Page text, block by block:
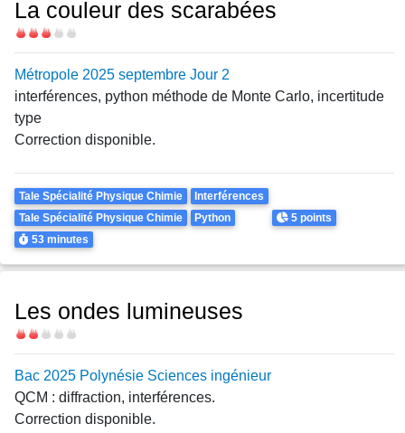
La couleur des scarabées
Difficulté
Métropole 2025 septembre Jour 2
interférences, python méthode de Monte Carlo, incertitude
type
Correction disponible.
Theme
Tale Spécialité Physique Chimie
Interférences
Tale Spécialité Physique Chimie
Python Points
5 points
Durée
53 minutes
Les ondes lumineuses
Difficulté
Bac 2025 Polynésie Sciences ingénieur
QCM : diffraction, interférences.
Correction disponible.